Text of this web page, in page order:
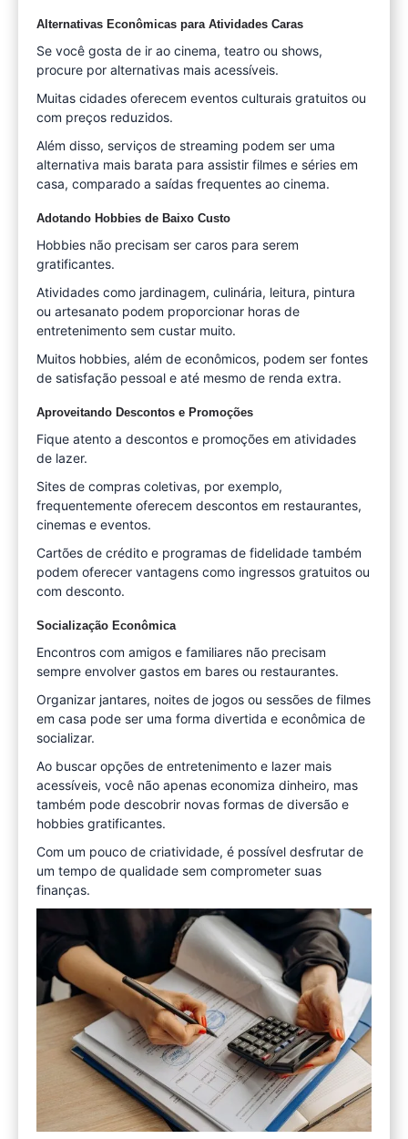
Alternativas Econômicas para Atividades Caras
Se você gosta de ir ao cinema, teatro ou shows,
procure por alternativas mais acessíveis.
Muitas cidades oferecem eventos culturais gratuitos ou
com preços reduzidos.
Além disso, serviços de streaming podem ser uma
alternativa mais barata para assistir filmes e séries em
casa, comparado a saídas frequentes ao cinema.
Adotando Hobbies de Baixo Custo
Hobbies não precisam ser caros para serem
gratificantes.
Atividades como jardinagem, culinária, leitura, pintura
ou artesanato podem proporcionar horas de
entretenimento sem custar muito.
Muitos hobbies, além de econômicos, podem ser fontes
de satisfação pessoal e até mesmo de renda extra.
Aproveitando Descontos e Promoções
Fique atento a descontos e promoções em atividades
de lazer.
Sites de compras coletivas, por exemplo,
frequentemente oferecem descontos em restaurantes,
cinemas e eventos.
Cartões de crédito e programas de fidelidade também
podem oferecer vantagens como ingressos gratuitos ou
com desconto.
Socialização Econômica
Encontros com amigos e familiares não precisam
sempre envolver gastos em bares ou restaurantes.
Organizar jantares, noites de jogos ou sessões de filmes
em casa pode ser uma forma divertida e econômica de
socializar.
Ao buscar opções de entretenimento e lazer mais
acessíveis, você não apenas economiza dinheiro, mas
também pode descobrir novas formas de diversão e
hobbies gratificantes.
Com um pouco de criatividade, é possível desfrutar de
um tempo de qualidade sem comprometer suas
finanças.